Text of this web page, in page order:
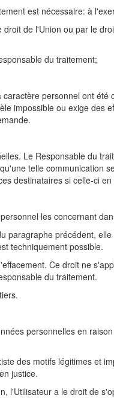
est nécessaire: à
de l'Union ou par le
du traitement;
personnel ont
impossible ou exige des
Le Responsable du
telle communication
destinataires si celle-ci
les concernant
précédent,
techniquement possible.
Ce droit ne
du traitement.
personnelles en
des motifs légitimes et
justice.
l'Utilisateur a le droit de